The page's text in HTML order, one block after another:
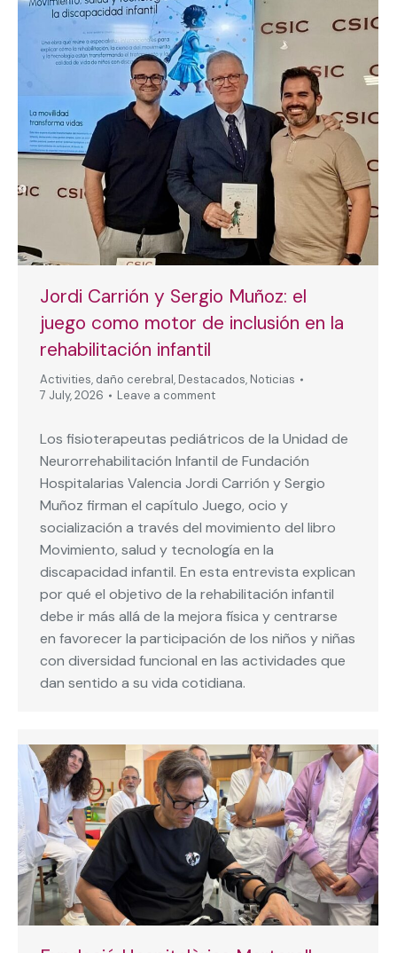
Jordi Carrión y Sergio Muñoz: el
juego como motor de inclusión en la
rehabilitación infantil
Activities, daño cerebral, Destacados, Noticias
7 July, 2026
Leave a comment
Los fisioterapeutas pediátricos de la Unidad de
Neurorrehabilitación Infantil de Fundación
Hospitalarias Valencia Jordi Carrión y Sergio
Muñoz firman el capítulo Juego, ocio y
socialización a través del movimiento del libro
Movimiento, salud y tecnología en la
discapacidad infantil. En esta entrevista explican
por qué el objetivo de la rehabilitación infantil
debe ir más allá de la mejora física y centrarse
en favorecer la participación de los niños y niñas
con diversidad funcional en las actividades que
dan sentido a su vida cotidiana.